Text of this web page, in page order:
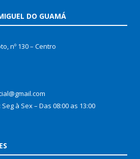
DO GUAMÁ
nº 130 – Centro
à Sex – Das 08:00 as 13:00